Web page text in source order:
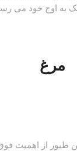
به اوج خود می
مرغ
طیور از اهمیت